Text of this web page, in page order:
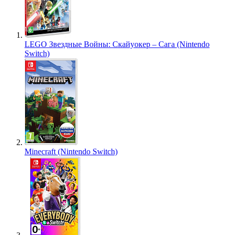
LEGO Звездные Войны: Скайуокер – Сага (Nintendo
Switch)
Minecraft (Nintendo Switch)